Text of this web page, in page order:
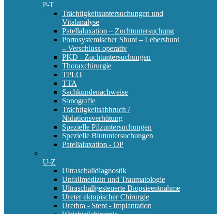
P-T
Trächtigkeitsuntersuchungen und
Vitalanalyse
Patellaluxation – Zuchtuntersuchung
Portosystemischer Shunt – Lebershunt
– Verschluss operativ
PKD - Zuchtuntersuchungen
Thoraxchirurgie
TPLO
TTA
Sachkundenachweise
Sonografie
Trächtigkeitsabbruch /
Nidationsverhütung
Spezielle Pilzuntersuchungen
Spezielle Blutuntersuchungen
Patellaluxation - OP
U-Z
Ultraschalldiagnostik
Unfallmedizin und Traumatologie
Ultraschallgesteuerte Biopsieentnahme
Ureter ektopischer Chirurgie
Urethra - Stent - Implantation